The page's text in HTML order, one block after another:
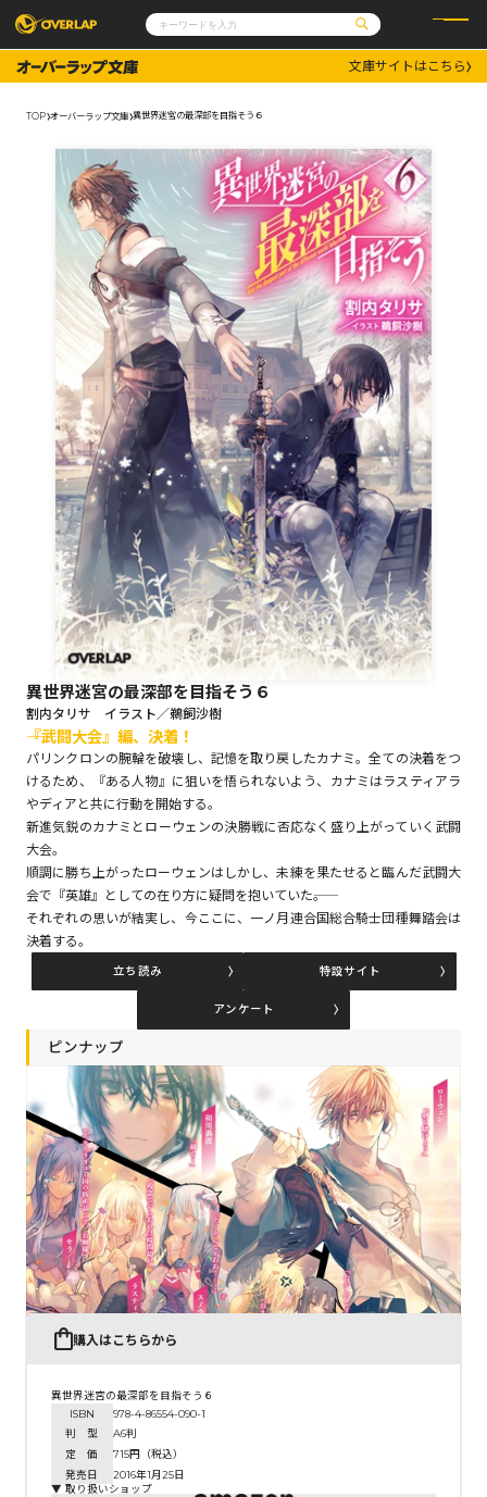
コミックガルド
コミッククリエ
その他
コミックエッセイ
ポケットモンスター
アニメ
ゲーム
通販・NEWS
OVERLAP STORE
オーバーラップ広報室
企業
会社概要
採用情報
アクセス
オーバーラップホールディングス
お問い合わせはこちら
オーバーラップ文庫
オーバーラップノベルス
オーバーラップノベルスf
ロサージュノベルス
コミックガルド
リキューレ
文庫サイトはこちら
TOP オーバーラップ文庫 異世界迷宮の最深部を目指そう６
異世界迷宮の最深部を目指そう６
割内タリサ イラスト／鵜飼沙樹
――『武闘大会』編、決着！
パリンクロンの腕輪を破壊し、記憶を取り戻したカナミ。全ての決着をつ
けるため、『ある人物』に狙いを悟られないよう、カナミはラスティアラ
やディアと共に行動を開始する。
新進気鋭のカナミとローウェンの決勝戦に否応なく盛り上がっていく武闘
大会。
順調に勝ち上がったローウェンはしかし、未練を果たせると臨んだ武闘大
会で『英雄』としての在り方に疑問を抱いていた――。
それぞれの思いが結実し、今ここに、一ノ月連合国総合騎士団種舞踏会は
決着する。
立ち読み 特設サイト
アンケート
ピンナップ
購入はこちらから
異世界迷宮の最深部を目指そう６
ISBN
978-4-86554-090-1
判 型
A6判
定 価
715円（税込）
発売日
2016年1月25日
▼ 取り扱いショップ